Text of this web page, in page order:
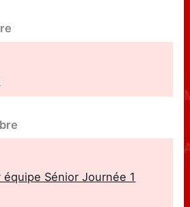
Sénior Journée 1